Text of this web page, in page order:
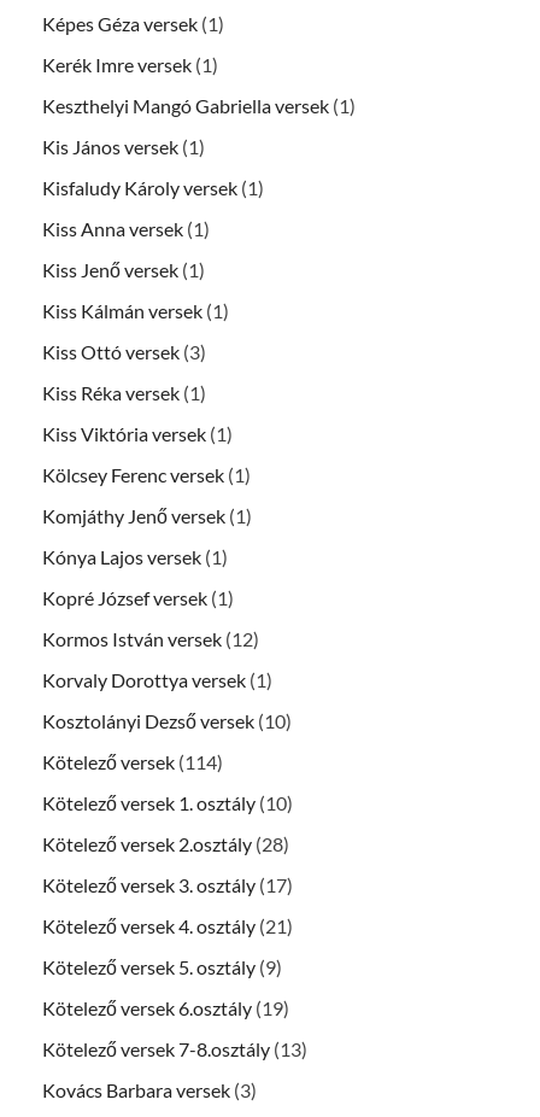
Képes Géza versek (1)
Kerék Imre versek (1)
Keszthelyi Mangó Gabriella versek (1)
Kis János versek (1)
Kisfaludy Károly versek (1)
Kiss Anna versek (1)
Kiss Jenő versek (1)
Kiss Kálmán versek (1)
Kiss Ottó versek (3)
Kiss Réka versek (1)
Kiss Viktória versek (1)
Kölcsey Ferenc versek (1)
Komjáthy Jenő versek (1)
Kónya Lajos versek (1)
Kopré József versek (1)
Kormos István versek (12)
Korvaly Dorottya versek (1)
Kosztolányi Dezső versek (10)
Kötelező versek (114)
Kötelező versek 1. osztály (10)
Kötelező versek 2.osztály (28)
Kötelező versek 3. osztály (17)
Kötelező versek 4. osztály (21)
Kötelező versek 5. osztály (9)
Kötelező versek 6.osztály (19)
Kötelező versek 7-8.osztály (13)
Kovács Barbara versek (3)